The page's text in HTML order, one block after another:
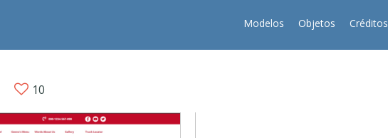
Modelos Objetos Créditos
10